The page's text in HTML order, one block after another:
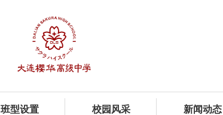
班型设置 校园风采 新闻动态